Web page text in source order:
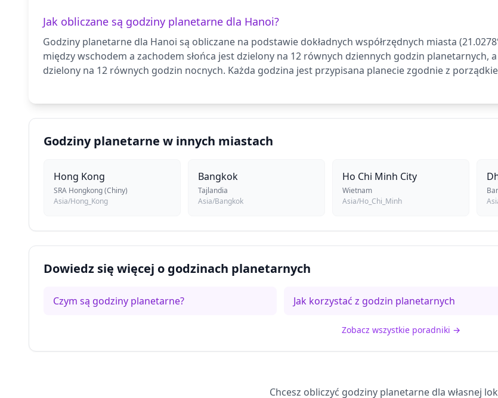
Jak obliczane są godziny planetarne dla Hanoi?
Godziny planetarne dla Hanoi są obliczane na podstawie dokładnych współrzędnych miasta
między wschodem a zachodem słońca jest dzielony na 12 równych dziennych godzin planetarnych,
dzielony na 12 równych godzin nocnych. Każda godzina jest przypisana planecie zgodnie z
Godziny planetarne w innych miastach
Hong Kong
SRA Hongkong (Chiny)
Asia/Hong_Kong
Bangkok
Tajlandia
Asia/Bangkok
Ho Chi Minh City
Wietnam
Asia/Ho_Chi_Minh
Dowiedz się więcej o godzinach planetarnych
Czym są godziny planetarne? Jak korzystać z godzin planetarnych
Zobacz wszystkie poradniki →
Chcesz obliczyć godziny planetarne dla własnej